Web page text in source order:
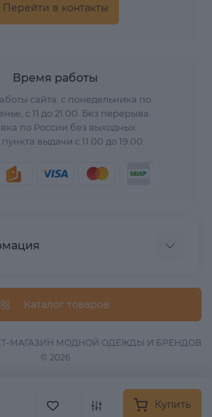
Купить
Перейти в контакты
Время работы
сайта: с понедельника по
с 11 до 21.00. Без перерыва.
по России без выходных.
выдачи с 11.00 до 19.00.
Каталог товаров
МАГАЗИН МОДНОЙ ОДЕЖДЫ И БРЕНДОВ
© 2026